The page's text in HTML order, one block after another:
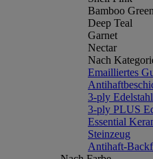
Bamboo Green
Deep Teal
Garnet
Nectar
Nach
Emailliertes
3-ply Edelstahl
3-ply PLUS
Essential
Steinzeug
Antihaft-